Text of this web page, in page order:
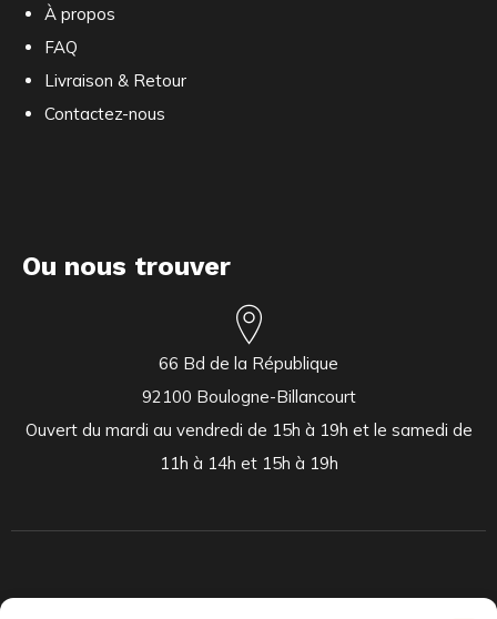
À propos
FAQ
Livraison & Retour
Contactez-nous
Ou nous trouver
66 Bd de la République
92100 Boulogne-Billancourt
Ouvert du mardi au vendredi de 15h à 19h et le samedi de
11h à 14h et 15h à 19h